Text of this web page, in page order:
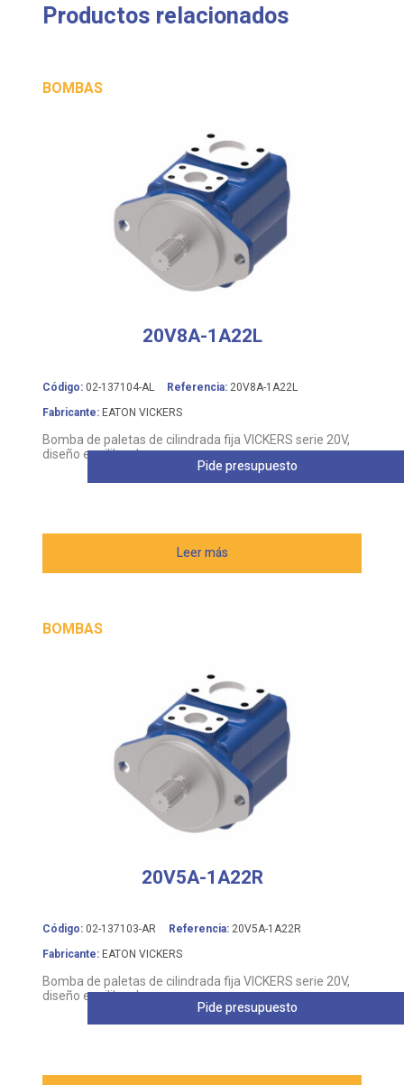
Productos relacionados
BOMBAS
20V8A-1A22L
Código: 02-137104-AL Referencia: 20V8A-1A22L
Fabricante: EATON VICKERS
Bomba de paletas de cilindrada fija VICKERS serie 20V,
diseño equilibrado
Leer más
Pide presupuesto
BOMBAS
20V5A-1A22R
Código: 02-137103-AR Referencia: 20V5A-1A22R
Fabricante: EATON VICKERS
Bomba de paletas de cilindrada fija VICKERS serie 20V,
diseño equilibrado
Pide presupuesto